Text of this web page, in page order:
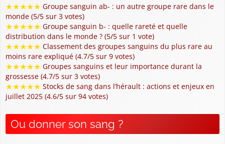
★★★★★ Groupe sanguin ab- : un autre groupe rare dans le
monde (5/5 sur 3 votes)
★★★★★ Groupe sanguin b- : quelle rareté et quelle
distribution dans le monde ? (5/5 sur 1 vote)
★★★★★ Classement des groupes sanguins du plus rare au
moins rare expliqué (4.7/5 sur 9 votes)
★★★★★ Groupes sanguins et leur importance durant la
grossesse (4.7/5 sur 3 votes)
★★★★★ Stocks de sang dans l’hérault : actions et enjeux en
juillet 2025 (4.6/5 sur 94 votes)
Ou donner son sang ?